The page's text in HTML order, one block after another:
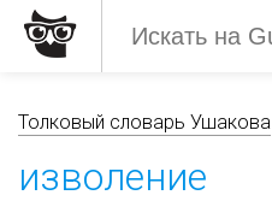
Толковый словарь Ушакова
изволение